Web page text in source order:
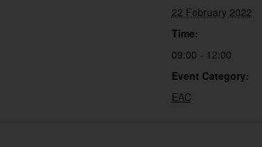
22 February 2022
Time:
09:00 - 12:00
Event Category:
EAC